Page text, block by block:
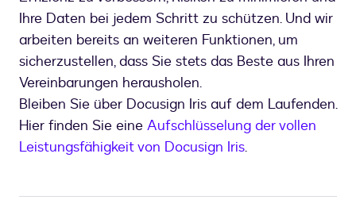
Ihre Daten bei jedem Schritt zu schützen. Und wir
arbeiten bereits an weiteren Funktionen, um
sicherzustellen, dass Sie stets das Beste aus Ihren
Vereinbarungen herausholen.
Bleiben Sie über Docusign Iris auf dem Laufenden.
Hier finden Sie eine Aufschlüsselung der vollen
Leistungsfähigkeit von Docusign Iris.